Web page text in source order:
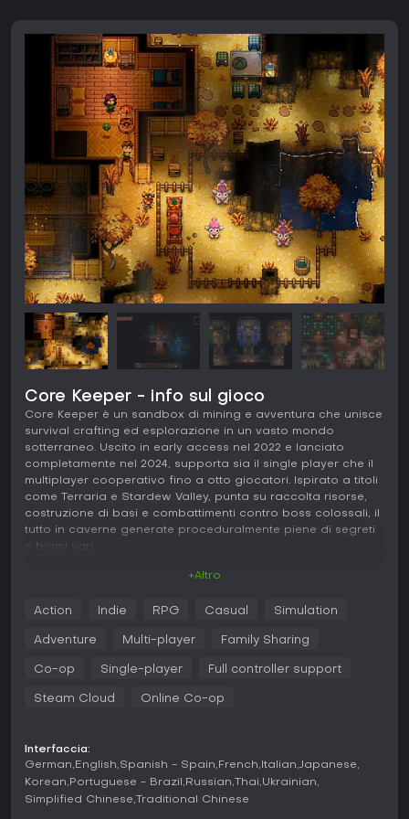
Core Keeper - info sul gioco
Core Keeper è un sandbox di mining e avventura che unisce
survival crafting ed esplorazione in un vasto mondo
sotterraneo. Uscito in early access nel 2022 e lanciato
completamente nel 2024, supporta sia il single player che il
multiplayer cooperativo fino a otto giocatori. Ispirato a titoli
come Terraria e Stardew Valley, punta su raccolta risorse,
costruzione di basi e combattimenti contro boss colossali, il
tutto in caverne generate proceduralmente piene di segreti
e biomi vari.
l'equipaggiamento. Si parte raccogliendo materiali base
oggetti avanzati come l'Obliteration Ray o macchinari
attraverso biomi diversi, tra cui Clay Caves e Shimmering
Il combattimento vede scontri con mostri, mini-boss e Titan
leggendari che custodiscono segreti del mondo. I giocatori
fanno esperienza spendendo punti talento per sbloccare
+Altro
Action Indie RPG Casual Simulation
Adventure Multi-player Family Sharing
Co-op Single-player Full controller support
Steam Cloud Online Co-op
Interfaccia:
German English Spanish - Spain French Italian Japanese
Korean Portuguese - Brazil Russian Thai Ukrainian
Simplified Chinese
Traditional Chinese